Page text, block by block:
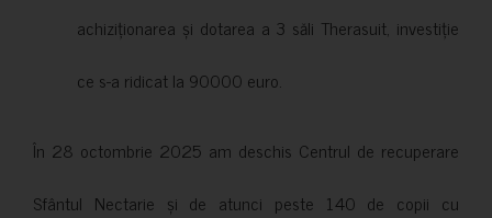
achiziționarea și dotarea a 3 săli Therasuit, investiție
ce s-a ridicat la 90000 euro.
În 28 octombrie 2025 am deschis Centrul de recuperare
Sfântul Nectarie și de atunci peste 140 de copii cu